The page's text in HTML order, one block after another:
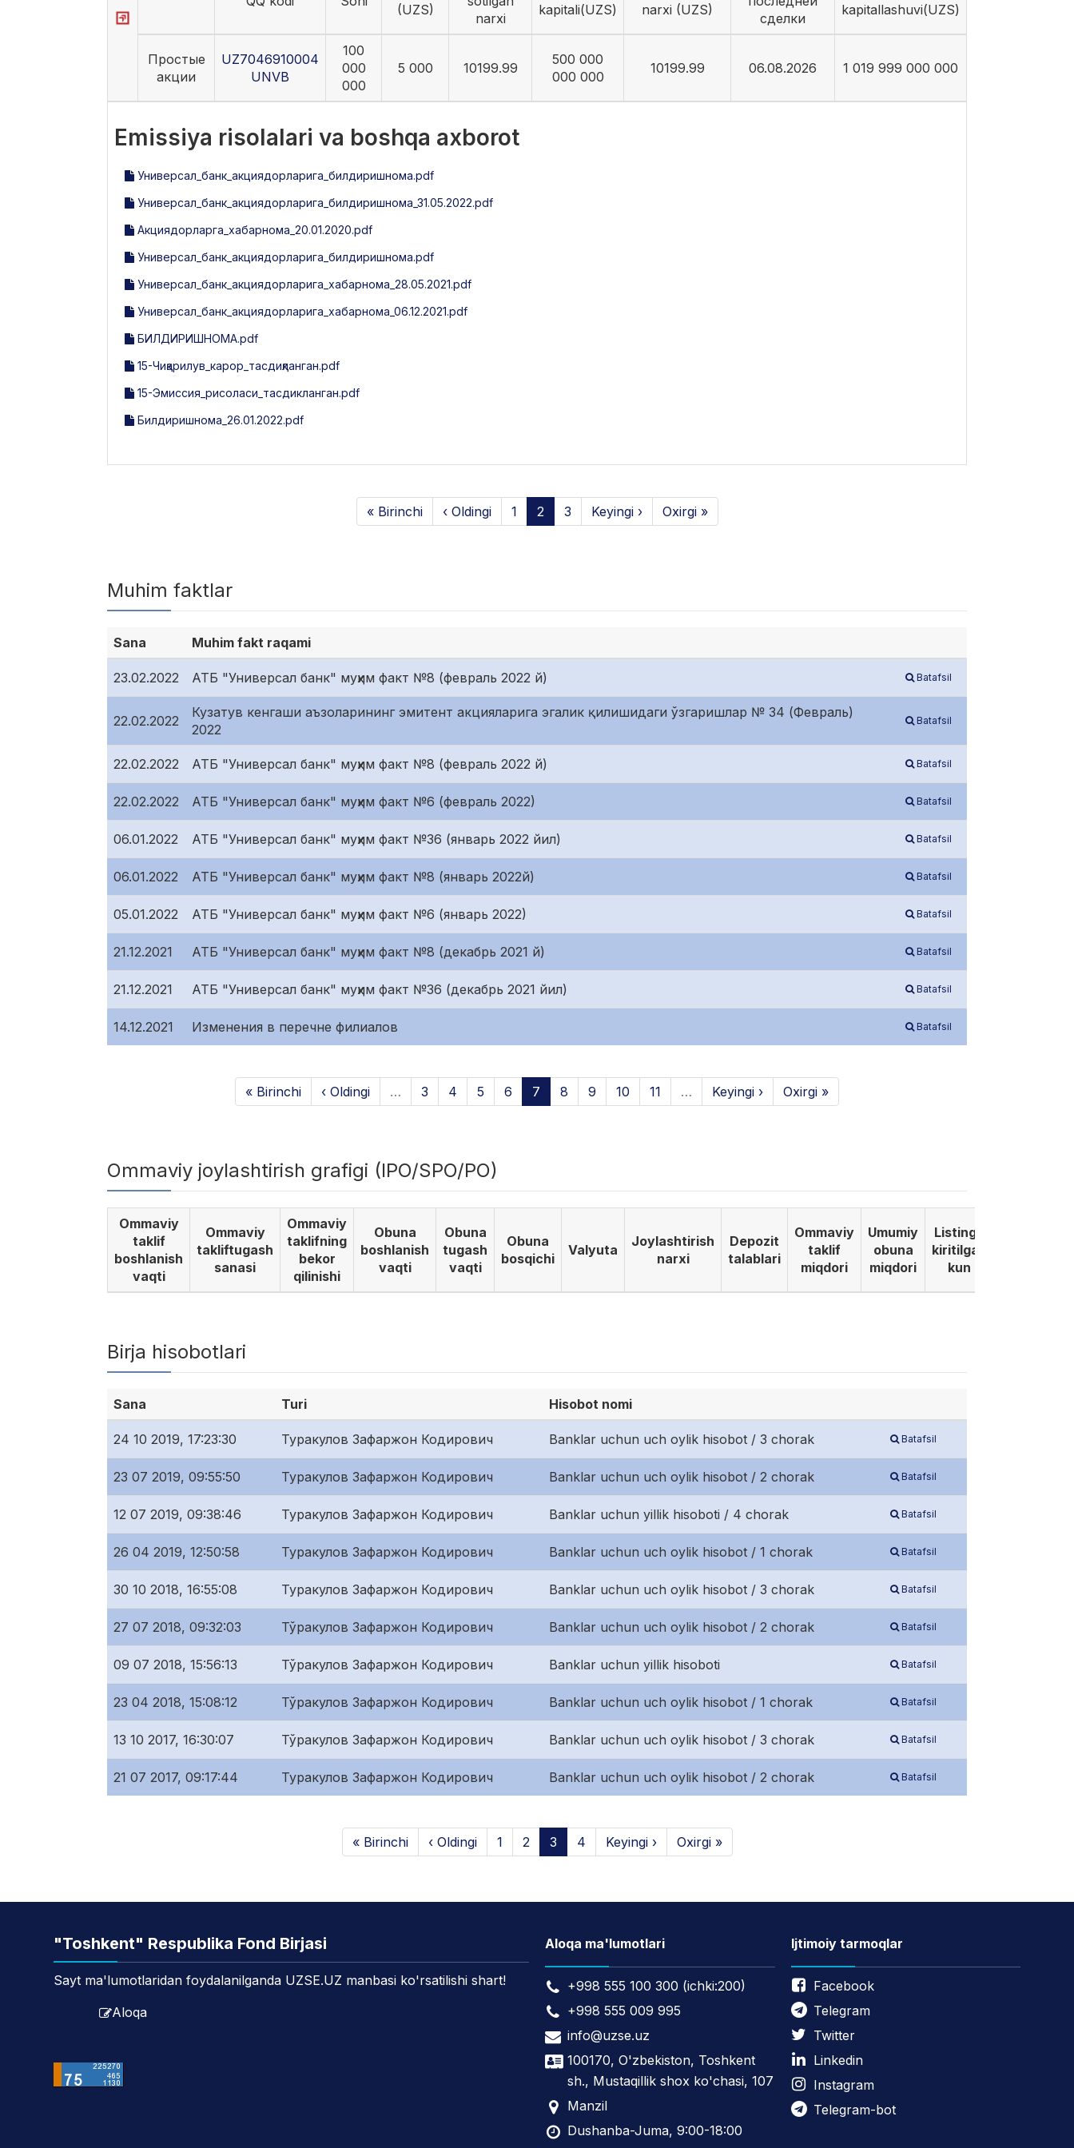
(UZS)
narxi
kapitali(UZS)
narxi (UZS)
сделки
kapitallashuvi(UZS)
Простые
акции
UZ7046910004
UNVB
100
000
000
5 000 10199.99
500 000
000 000
10199.99 06.08.2026 1 019 999 000 000
Emissiya risolalari va boshqa axborot
Универсал_банк_акциядорларига_билдиришнома.pdf
Универсал_банк_акциядорларига_билдиришнома_31.05.2022.pdf
Акциядорларга_хабарнома_20.01.2020.pdf
Универсал_банк_акциядорларига_билдиришнома.pdf
Универсал_банк_акциядорларига_хабарнома_28.05.2021.pdf
Универсал_банк_акциядорларига_хабарнома_06.12.2021.pdf
БИЛДИРИШНОМА.pdf
15-Чиқарилув_карор_тасдиқланган.pdf
15-Эмиссия_рисоласи_тасдикланган.pdf
Билдиришнома_26.01.2022.pdf
« Birinchi ‹ Oldingi 1 2 3 Keyingi › Oxirgi »
Muhim faktlar
Sana Muhim fakt raqami
23.02.2022 АТБ "Универсал банк" муҳим факт №8 (февраль 2022 й) Batafsil
22.02.2022
Кузатув кенгаши аъзоларининг эмитент акцияларига эгалик қилишидаги ўзгаришлар № 34 (Февраль)
2022
Batafsil
22.02.2022 АТБ "Универсал банк" муҳим факт №8 (февраль 2022 й) Batafsil
22.02.2022 АТБ "Универсал банк" муҳим факт №6 (февраль 2022) Batafsil
06.01.2022 АТБ "Универсал банк" муҳим факт №36 (январь 2022 йил) Batafsil
06.01.2022 АТБ "Универсал банк" муҳим факт №8 (январь 2022й) Batafsil
05.01.2022 АТБ "Универсал банк" муҳим факт №6 (январь 2022) Batafsil
21.12.2021 АТБ "Универсал банк" муҳим факт №8 (декабрь 2021 й) Batafsil
21.12.2021 АТБ "Универсал банк" муҳим факт №36 (декабрь 2021 йил) Batafsil
14.12.2021 Изменения в перечне филиалов Batafsil
« Birinchi ‹ Oldingi … 3 4 5 6 7 8 9 10 11 … Keyingi › Oxirgi »
Ommaviy joylashtirish grafigi (IPO/SPO/PO)
Ommaviy
taklif
boshlanish
vaqti
Ommaviy
takliftugash
sanasi
Ommaviy
taklifning
bekor
qilinishi
Obuna
boshlanish
vaqti
Obuna
tugash
vaqti
Obuna
bosqichi
Valyuta
Joylashtirish
narxi
Depozit
talablari
Ommaviy
taklif
miqdori
Umumiy
obuna
miqdori
Listinga
kiritilgan
kun
Birja hisobotlari
Sana Turi Hisobot nomi
24 10 2019, 17:23:30 Туракулов Зафаржон Кодирович Banklar uchun uch oylik hisobot / 3 chorak Batafsil
23 07 2019, 09:55:50 Туракулов Зафаржон Кодирович Banklar uchun uch oylik hisobot / 2 chorak Batafsil
12 07 2019, 09:38:46 Туракулов Зафаржон Кодирович Banklar uchun yillik hisoboti / 4 chorak Batafsil
26 04 2019, 12:50:58 Туракулов Зафаржон Кодирович Banklar uchun uch oylik hisobot / 1 chorak Batafsil
30 10 2018, 16:55:08 Туракулов Зафаржон Кодирович Banklar uchun uch oylik hisobot / 3 chorak Batafsil
27 07 2018, 09:32:03 Тўракулов Зафаржон Кодирович Banklar uchun uch oylik hisobot / 2 chorak Batafsil
09 07 2018, 15:56:13 Тўракулов Зафаржон Кодирович Banklar uchun yillik hisoboti Batafsil
23 04 2018, 15:08:12 Тўракулов Зафаржон Кодирович Banklar uchun uch oylik hisobot / 1 chorak Batafsil
13 10 2017, 16:30:07 Тўракулов Зафаржон Кодирович Banklar uchun uch oylik hisobot / 3 chorak Batafsil
21 07 2017, 09:17:44 Туракулов Зафаржон Кодирович Banklar uchun uch oylik hisobot / 2 chorak Batafsil
« Birinchi ‹ Oldingi 1 2 3 4 Keyingi › Oxirgi »
"Toshkent" Respublika Fond Birjasi
Sayt ma'lumotlaridan foydalanilganda UZSE.UZ manbasi ko'rsatilishi shart!
Aloqa
Aloqa ma'lumotlari
+998 555 100 300 (ichki:200)
+998 555 009 995
info@uzse.uz
100170, O'zbekiston, Toshkent
sh., Mustaqillik shox ko'chasi, 107
Manzil
Dushanba-Juma, 9:00-18:00
Ijtimoiy tarmoqlar
Facebook
Telegram
Twitter
Linkedin
Instagram
Telegram-bot